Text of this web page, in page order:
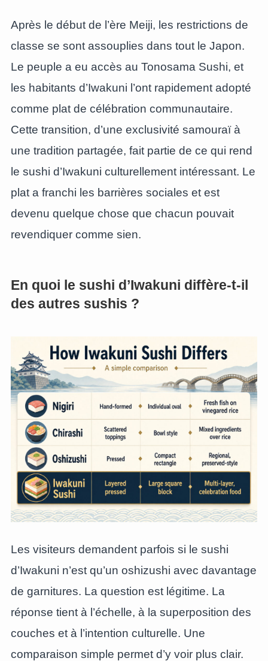
Après le début de l’ère Meiji, les restrictions de
classe se sont assouplies dans tout le Japon.
Le peuple a eu accès au Tonosama Sushi, et
les habitants d’Iwakuni l’ont rapidement adopté
comme plat de célébration communautaire.
Cette transition, d’une exclusivité samouraï à
une tradition partagée, fait partie de ce qui rend
le sushi d’Iwakuni culturellement intéressant. Le
plat a franchi les barrières sociales et est
devenu quelque chose que chacun pouvait
revendiquer comme sien.
En quoi le sushi d’Iwakuni diffère-t-il
des autres sushis ?
Les visiteurs demandent parfois si le sushi
d’Iwakuni n’est qu’un oshizushi avec davantage
de garnitures. La question est légitime. La
réponse tient à l’échelle, à la superposition des
couches et à l’intention culturelle. Une
comparaison simple permet d’y voir plus clair.